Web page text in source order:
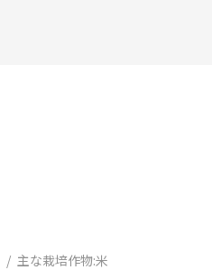
主な栽培作物:米